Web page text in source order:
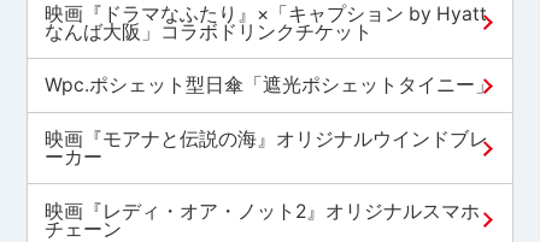
映画『ドラマなふたり』×「キャプション by Hyatt
なんば大阪」コラボドリンクチケット
Wpc.ポシェット型日傘「遮光ポシェットタイニー」
映画『モアナと伝説の海』オリジナルウインドブレ
ーカー
映画『レディ・オア・ノット2』オリジナルスマホ
チェーン